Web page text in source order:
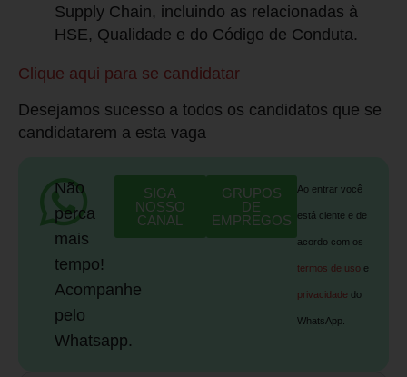
Supply Chain, incluindo as relacionadas à
HSE, Qualidade e do Código de Conduta.
Clique aqui para se candidatar
Desejamos sucesso a todos os candidatos que se
candidatarem a esta vaga
Não
perca
mais
tempo!
Acompanhe
pelo
Whatsapp.
SIGA
NOSSO
CANAL
GRUPOS
DE
EMPREGOS
Ao entrar você
está ciente e de
acordo com os
termos de uso e
privacidade do
WhatsApp.